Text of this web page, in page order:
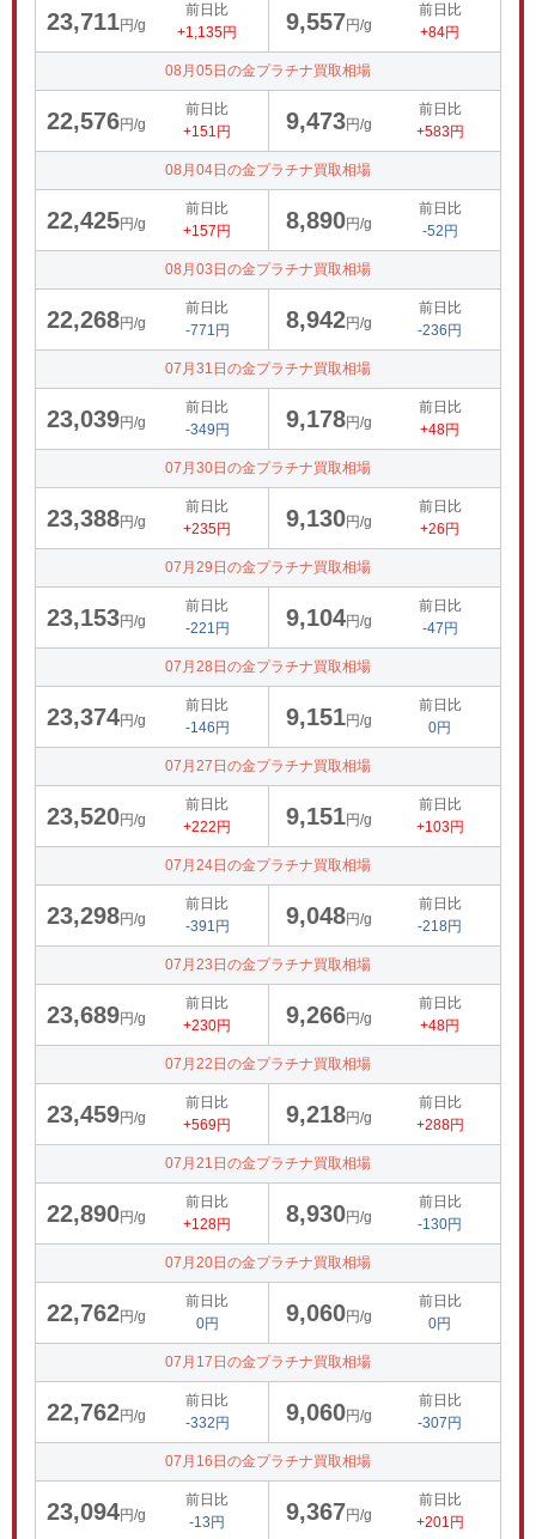
23,711円/g
前日比
+1,135円
9,557円/g
前日比
+84円
08月05日の金プラチナ買取相場
22,576円/g
前日比
+151円
9,473円/g
前日比
+583円
08月04日の金プラチナ買取相場
22,425円/g
前日比
+157円
8,890円/g
前日比
-52円
08月03日の金プラチナ買取相場
22,268円/g
前日比
-771円
8,942円/g
前日比
-236円
07月31日の金プラチナ買取相場
23,039円/g
前日比
-349円
9,178円/g
前日比
+48円
07月30日の金プラチナ買取相場
23,388円/g
前日比
+235円
9,130円/g
前日比
+26円
07月29日の金プラチナ買取相場
23,153円/g
前日比
-221円
9,104円/g
前日比
-47円
07月28日の金プラチナ買取相場
23,374円/g
前日比
-146円
9,151円/g
前日比
0円
07月27日の金プラチナ買取相場
23,520円/g
前日比
+222円
9,151円/g
前日比
+103円
07月24日の金プラチナ買取相場
23,298円/g
前日比
-391円
9,048円/g
前日比
-218円
07月23日の金プラチナ買取相場
23,689円/g
前日比
+230円
9,266円/g
前日比
+48円
07月22日の金プラチナ買取相場
23,459円/g
前日比
+569円
9,218円/g
前日比
+288円
07月21日の金プラチナ買取相場
22,890円/g
前日比
+128円
8,930円/g
前日比
-130円
07月20日の金プラチナ買取相場
22,762円/g
前日比
0円
9,060円/g
前日比
0円
07月17日の金プラチナ買取相場
22,762円/g
前日比
-332円
9,060円/g
前日比
-307円
07月16日の金プラチナ買取相場
23,094円/g
前日比
-13円
9,367円/g
前日比
+201円